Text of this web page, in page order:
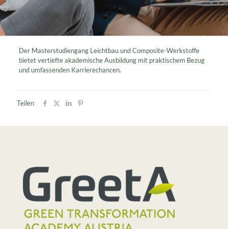
Der Masterstudiengang Leichtbau und Composite-Werkstoffe
bietet vertiefte akademische Ausbildung mit praktischem Bezug
und umfassenden Karrierechancen.
Teilen